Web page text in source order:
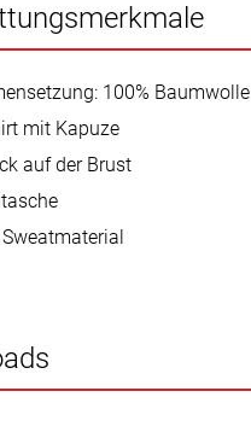
100% Baumwolle
mit Kapuze
auf der Brust